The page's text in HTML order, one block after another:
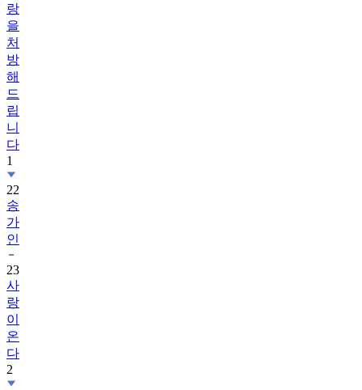
랑
을
처
방
해
드
립
니
다
1
22
송
가
인
23
사
랑
이
온
다
2